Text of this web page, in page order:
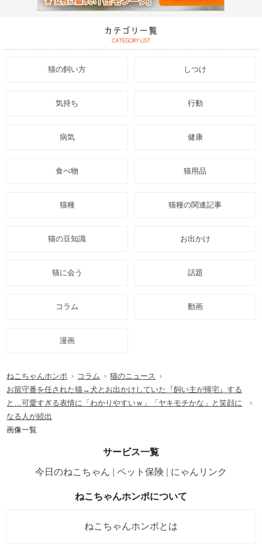
猫の飼い方 しつけ
気持ち 行動
病気 健康
食べ物 猫用品
猫種 猫種の関連記事
猫の豆知識 お出かけ
猫に会う 話題
コラム 動画
漫画
ねこちゃんホンポ コラム
猫のニュース
お留守番を任された猫→犬とお出かけしていた『飼い主が帰宅』する
と…可愛すぎる表情に「わかりやすいｗ」「ヤキモチかな」と笑顔に
なる人が続出
画像一覧
サービス一覧
今日のねこちゃん
ペット保険 にゃんリンク
ねこちゃんホンポについて
ねこちゃんホンポとは